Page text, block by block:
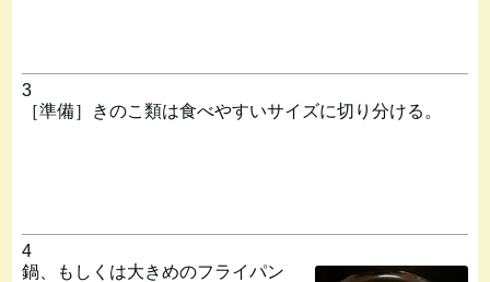
3
［準備］きのこ類は食べやすいサイズに切り分ける。
4
鍋、もしくは大きめのフライパン